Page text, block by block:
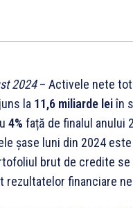
2024– Activele nete
la 11,6 miliarde leiîn
4% față de finalul anului
șase luni din 2024 este
brut de credite se
rezultatelor financiare